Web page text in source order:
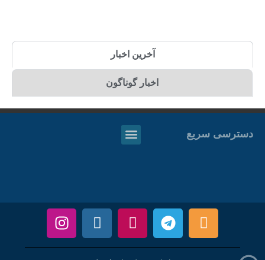
آخرین اخبار
اخبار گوناگون
دسترسی سریع